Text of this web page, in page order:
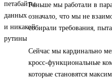
Раньше мы работали в
означало, что мы не
собирали требования,
Сейчас мы кардинально
кросс-функциональные
которые становятся